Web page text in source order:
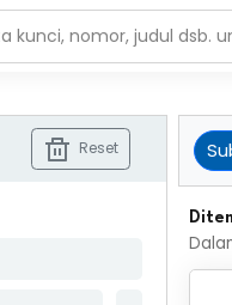
Reset